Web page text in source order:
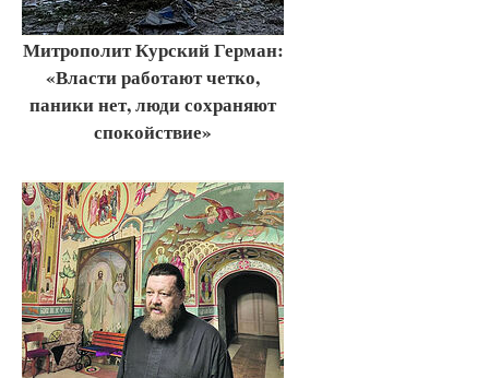
Митрополит Курский Герман:
«Власти работают четко,
паники нет, люди сохраняют
спокойствие»